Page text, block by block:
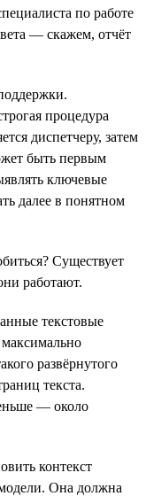
по работе
— скажем, отчёт
процедура
диспетчеру, затем
быть первым
ключевые
далее в понятном
Существует
работают.
текстовые
развёрнутого
текста.
— около
контекст
Она должна